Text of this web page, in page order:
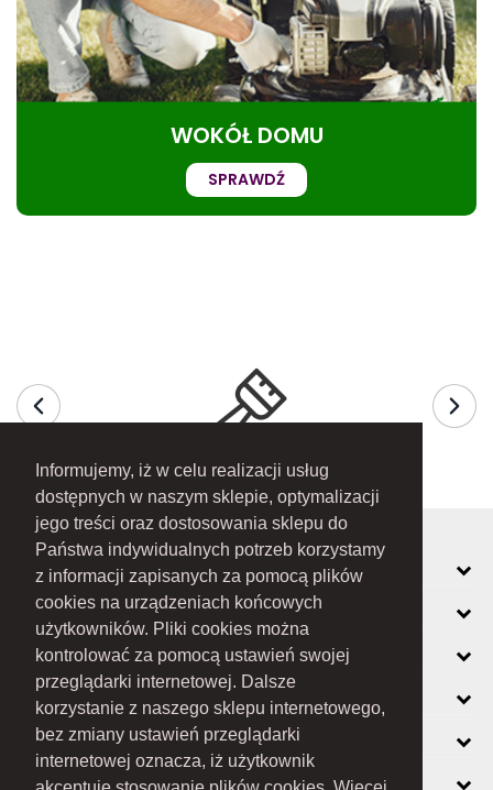
Informujemy, iż w celu realizacji usług
dostępnych w naszym sklepie, optymalizacji
jego treści oraz dostosowania sklepu do
Państwa indywidualnych potrzeb korzystamy
z informacji zapisanych za pomocą plików
cookies na urządzeniach końcowych
użytkowników. Pliki cookies można
kontrolować za pomocą ustawień swojej
przeglądarki internetowej. Dalsze
korzystanie z naszego sklepu internetowego,
bez zmiany ustawień przeglądarki
internetowej oznacza, iż użytkownik
WOKÓŁ DOMU
SPRAWDŹ
MOJE KONTO
INFORMACJE
O FIRMIE
ZOBACZ RÓWNIEŻ
KONTAKT
NEWSLETTER